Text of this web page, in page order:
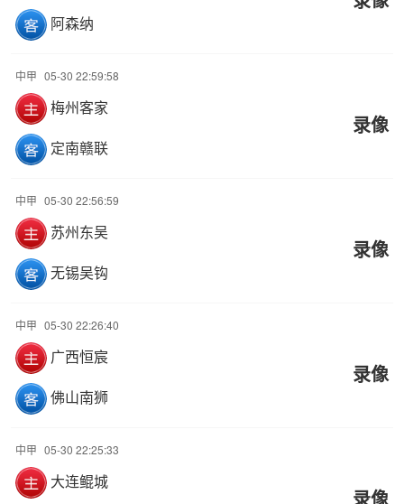
阿森纳
中甲 05-30 22:59:58
梅州客家
定南赣联
录像
中甲 05-30 22:56:59
苏州东吴
无锡吴钩
录像
中甲 05-30 22:26:40
广西恒宸
佛山南狮
录像
中甲 05-30 22:25:33
大连鲲城
录像